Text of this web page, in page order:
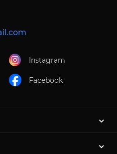
Instagram
Facebook